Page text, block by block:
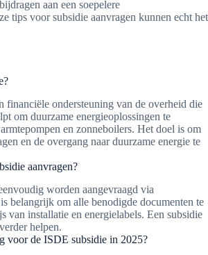
aan een soepelere
tips voor subsidie aanvragen kunnen echt het
financiële ondersteuning van de overheid die
om duurzame energieoplossingen te
en zonneboilers. Het doel is om
en de overgang naar duurzame energie te
aanvragen?
worden aangevraagd via
belangrijk om alle benodigde documenten te
van installatie en energielabels. Een subsidie
helpen.
voor de ISDE subsidie in 2025?